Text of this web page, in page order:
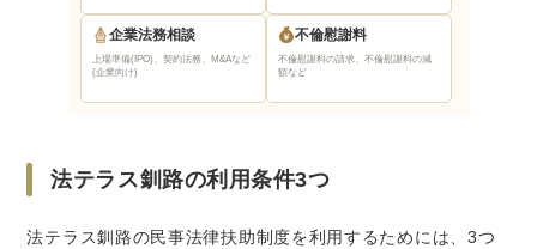
企業法務相談
上場準備(IPO)、契約法務、M&Aなど
(企業向け)
不倫慰謝料
不倫慰謝料の請求、不倫慰謝料の減
額など
法テラス釧路の利用条件3つ
法テラス釧路の民事法律扶助制度を利用するためには、3つ